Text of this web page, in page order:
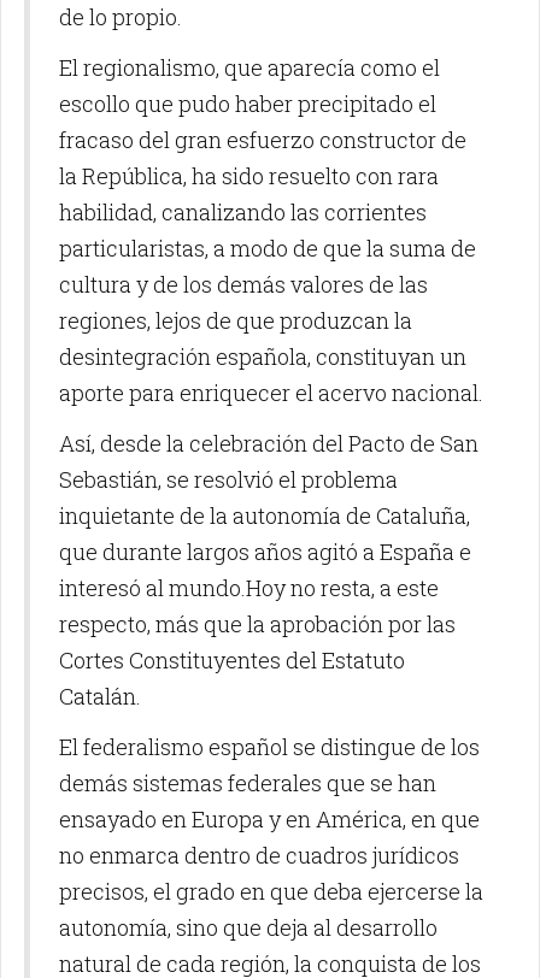
de lo propio.
El regionalismo, que aparecía como el
escollo que pudo haber precipitado el
fracaso del gran esfuerzo constructor de
la República, ha sido resuelto con rara
habilidad, canalizando las corrientes
particularistas, a modo de que la suma de
cultura y de los demás valores de las
regiones, lejos de que produzcan la
desintegración española, constituyan un
aporte para enriquecer el acervo nacional.
Así, desde la celebración del Pacto de San
Sebastián, se resolvió el problema
inquietante de la autonomía de Cataluña,
que durante largos años agitó a España e
interesó al mundo.Hoy no resta, a este
respecto, más que la aprobación por las
Cortes Constituyentes del Estatuto
Catalán.
El federalismo español se distingue de los
demás sistemas federales que se han
ensayado en Europa y en América, en que
no enmarca dentro de cuadros jurídicos
precisos, el grado en que deba ejercerse la
autonomía, sino que deja al desarrollo
natural de cada región, la conquista de los